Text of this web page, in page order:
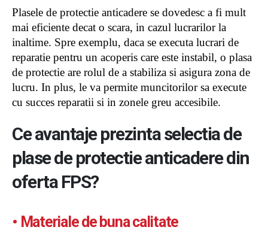
Plasele de protectie anticadere se dovedesc a fi mult
mai eficiente decat o scara, in cazul lucrarilor la
inaltime. Spre exemplu, daca se executa lucrari de
reparatie pentru un acoperis care este instabil, o plasa
de protectie are rolul de a stabiliza si asigura zona de
lucru. In plus, le va permite muncitorilor sa execute
cu succes reparatii si in zonele greu accesibile.
Ce avantaje prezinta selectia de
plase de protectie anticadere din
oferta FPS?
• Materiale de buna calitate